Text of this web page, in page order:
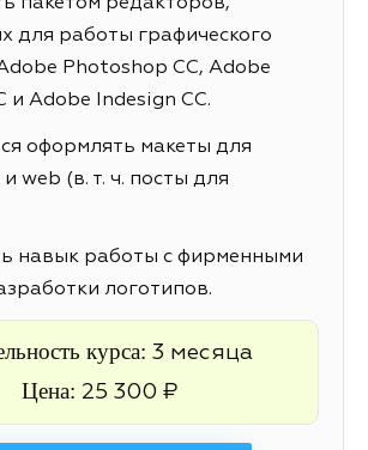
пакетом редакторов,
для работы графического
Photoshop CC, Adobe
и Adobe Indesign CC.
оформлять макеты для
web (в. т. ч. посты для
навык работы с фирменными
логотипов.
курса: 3 месяца
Цена: 25 300 ₽